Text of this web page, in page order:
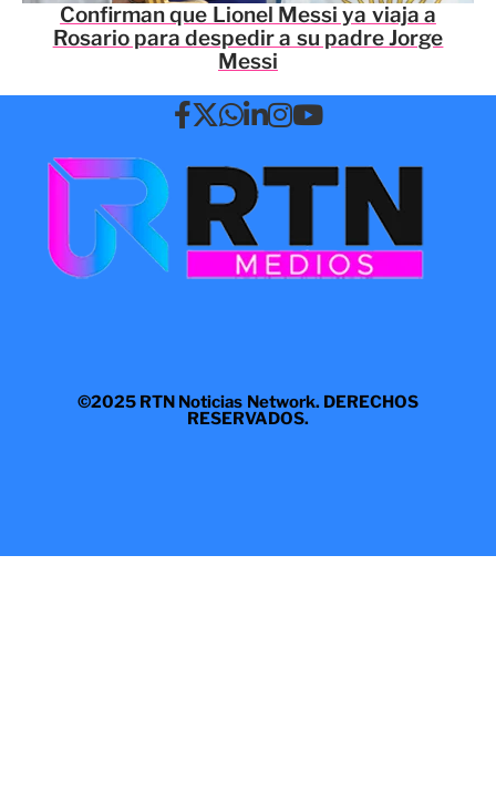
Confirman que Lionel Messi ya viaja a
Rosario para despedir a su padre Jorge
Messi
©2025 RTN Noticias Network. DERECHOS
RESERVADOS.